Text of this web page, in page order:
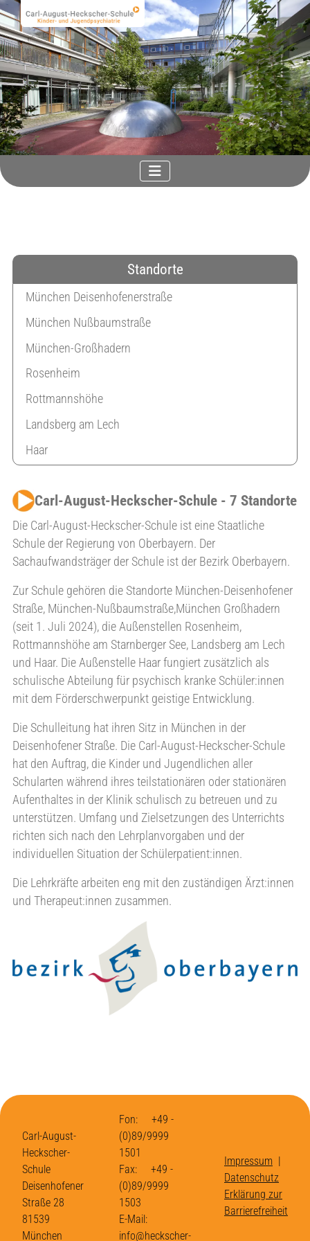
Standorte
München Deisenhofenerstraße
München Nußbaumstraße
München-Großhadern
Rosenheim
Rottmannshöhe
Landsberg am Lech
Haar
Carl-August-Heckscher-Schule - 7 Standorte
Die Carl-August-Heckscher-Schule ist eine Staatliche
Schule der Regierung von Oberbayern. Der
Sachaufwandsträger der Schule ist der Bezirk Oberbayern.
Zur Schule gehören die Standorte München-Deisenhofener
Straße, München-Nußbaumstraße,München Großhadern
(seit 1. Juli 2024), die Außenstellen Rosenheim,
Rottmannshöhe am Starnberger See, Landsberg am Lech
und Haar. Die Außenstelle Haar fungiert zusätzlich als
schulische Abteilung für psychisch kranke Schüler:innen
mit dem Förderschwerpunkt geistige Entwicklung.
Die Schulleitung hat ihren Sitz in München in der
Deisenhofener Straße. Die Carl-August-Heckscher-Schule
hat den Auftrag, die Kinder und Jugendlichen aller
Schularten während ihres teilstationären oder stationären
Aufenthaltes in der Klinik schulisch zu betreuen und zu
unterstützen. Umfang und Zielsetzungen des Unterrichts
richten sich nach den Lehrplanvorgaben und der
individuellen Situation der Schülerpatient:innen.
Die Lehrkräfte arbeiten eng mit den zuständigen Ärzt:innen
und Therapeut:innen zusammen.
Carl-August-
Heckscher-
Schule
Deisenhofener
Straße 28
81539
München
Fon: +49 -
(0)89/9999
1501
Fax: +49 -
(0)89/9999
1503
E-Mail:
info@heckscher-
Impressum |
Datenschutz
Erklärung zur
Barrierefreiheit